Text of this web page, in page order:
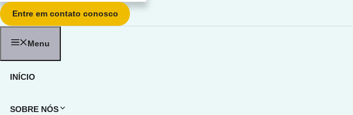
Entre em contato conosco
Menu
INÍCIO
SOBRE NÓS